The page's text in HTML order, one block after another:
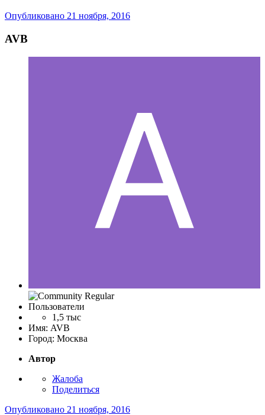
Опубликовано 21 ноября, 2016
AVB
Пользователи
1,5 тыс
Имя: AVB
Город: Москва
Автор
Жалоба
Поделиться
Опубликовано 21 ноября, 2016